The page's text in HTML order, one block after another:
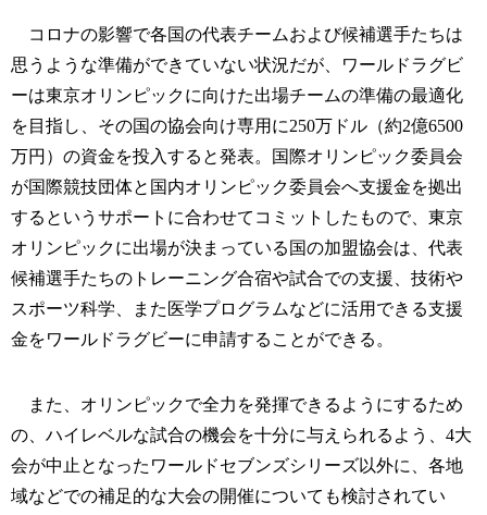
コロナの影響で各国の代表チームおよび候補選手たちは
思うような準備ができていない状況だが、ワールドラグビ
ーは東京オリンピックに向けた出場チームの準備の最適化
を目指し、その国の協会向け専用に250万ドル（約2億6500
万円）の資金を投入すると発表。国際オリンピック委員会
が国際競技団体と国内オリンピック委員会へ支援金を拠出
するというサポートに合わせてコミットしたもので、東京
オリンピックに出場が決まっている国の加盟協会は、代表
候補選手たちのトレーニング合宿や試合での支援、技術や
スポーツ科学、また医学プログラムなどに活用できる支援
金をワールドラグビーに申請することができる。
また、オリンピックで全力を発揮できるようにするため
の、ハイレベルな試合の機会を十分に与えられるよう、4大
会が中止となったワールドセブンズシリーズ以外に、各地
域などでの補足的な大会の開催についても検討されてい